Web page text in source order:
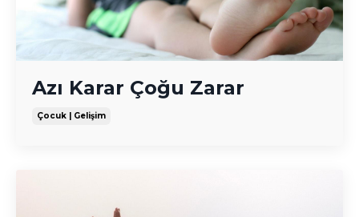
Azı Karar Çoğu Zarar
Çocuk | Gelişim